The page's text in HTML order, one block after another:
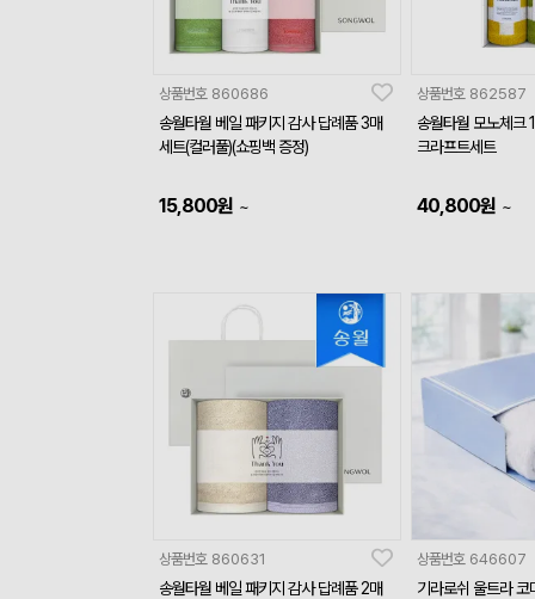
상품번호 860686
송월타월 베일 패키지 감사 답례품 3매
세트(컬러풀)(쇼핑백 증정)
15,800원 ~
상품번호 862587
송월타월 모노체크
크라프트세트
40,800원 ~
상품번호 860631
송월타월 베일 패키지 감사 답례품 2매
상품번호 646607
기라로쉬 울트라